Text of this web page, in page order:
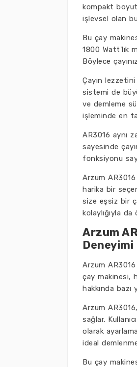
kompakt
işlevsel olan
Bu çay
1800 Watt'lık
Böylece
Çayın
sistemi de
ve demleme
işleminde en
AR3016 aynı
sayesinde
fonksiyonu
Arzum
harika bir
size eşsiz bir
kolaylığıyla da
Arzum
Arzum
çay makinesi,
hakkında
Arzum
sağlar.
olarak
ideal
Bu çay